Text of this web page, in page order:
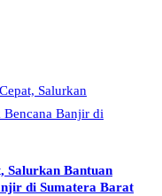
Salurkan Bantuan
di Sumatera Barat